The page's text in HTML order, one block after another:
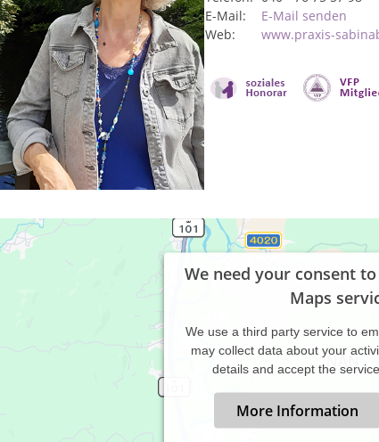
E-Mail:
E-Mail senden
Web:
www.praxis-
We need your consent
Maps
We use a third party service to
may collect data about your
details and accept the
More Information